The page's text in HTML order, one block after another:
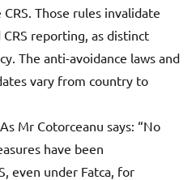
Those rules invalidate
reporting, as distinct
The anti-avoidance laws and
vary from country to
Mr Cotorceanu says: “No
have been
even under Fatca, for